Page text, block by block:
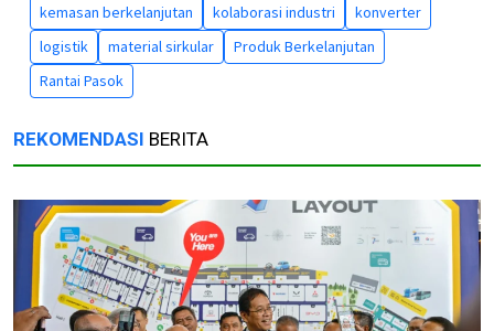
kemasan berkelanjutan
kolaborasi industri
konverter
logistik
material sirkular
Produk Berkelanjutan
Rantai Pasok
REKOMENDASI BERITA